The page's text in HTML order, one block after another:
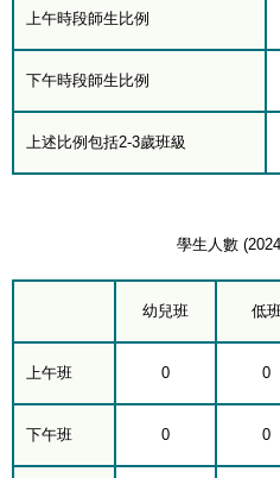
上午時段師生比例
下午時段師生比例
上述比例包括2-3歲班級
學生人數
幼兒班 低班
上午班 0 0
下午班 0 0